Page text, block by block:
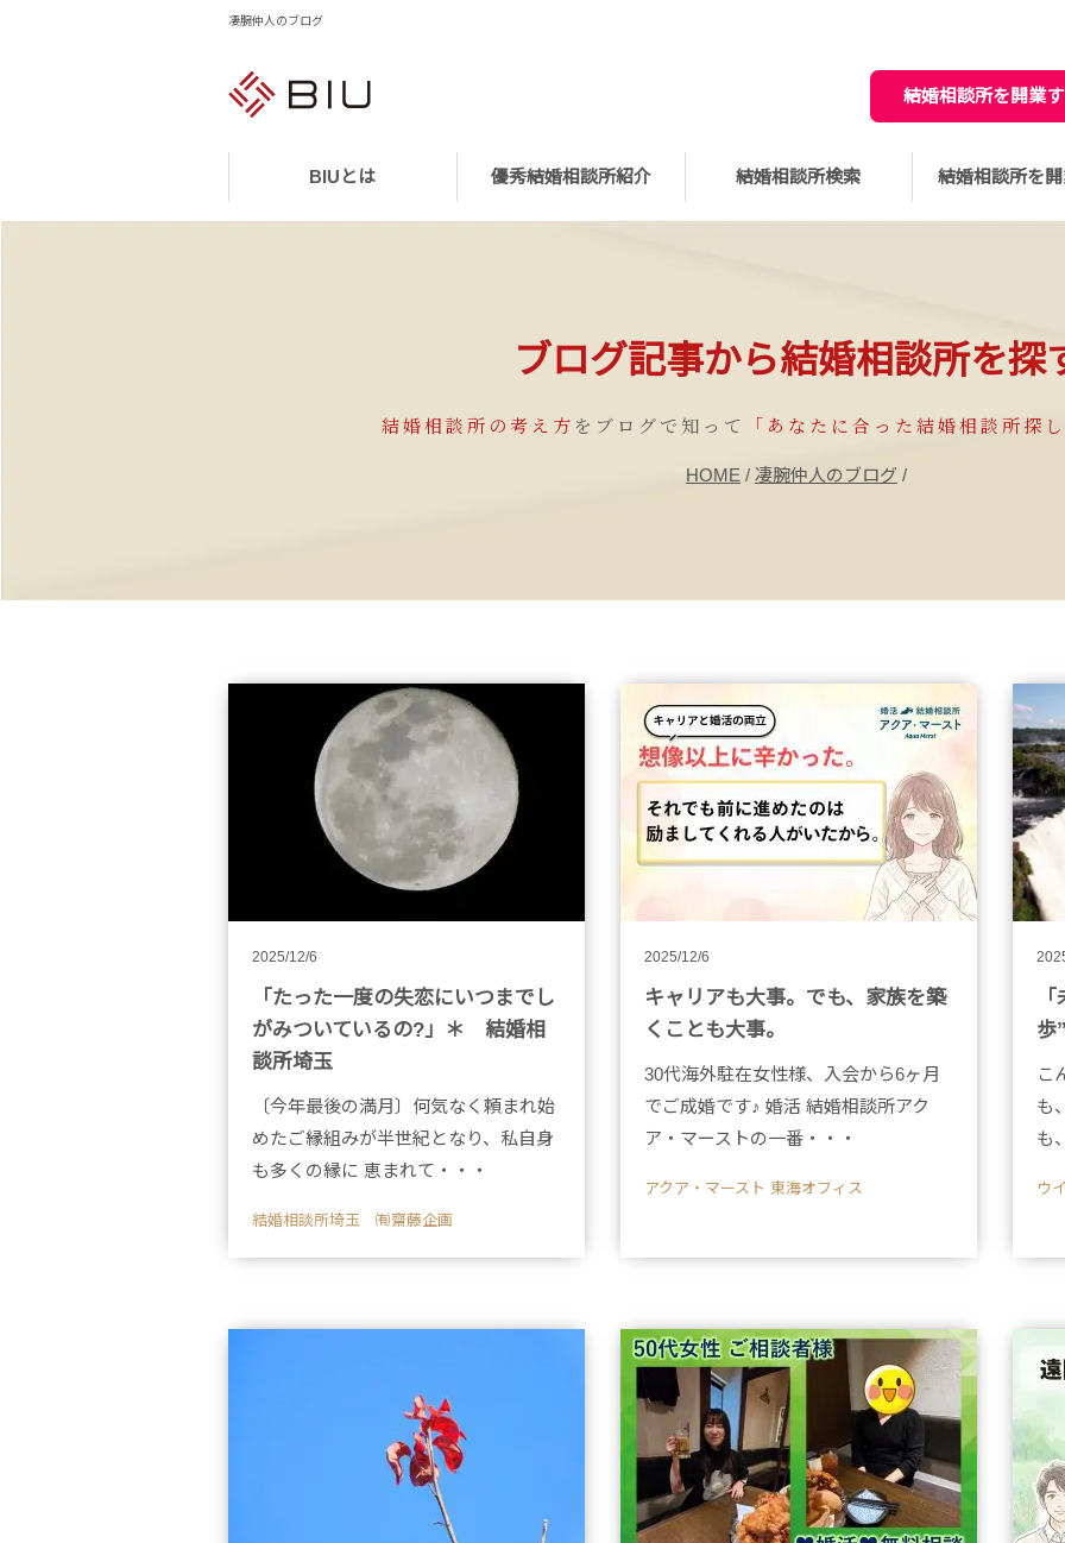
凄腕仲人のブログ
結婚相談所を開業
BIUとは 優秀結婚相談所紹介 結婚相談所検索 結婚相談所を
ブログ記事から結婚相談所を探
結婚相談所の考え方 をブログで知って 「あなたに合った結婚相談所探
HOME / 凄腕仲人のブログ /
2025/12/6
「たった一度の失恋にいつまでし
がみついているの?」＊ 結婚相
談所埼玉
〔今年最後の満月〕何気なく頼まれ始
めたご縁組みが半世紀となり、私自身
も多くの縁に 恵まれて・・・
結婚相談所埼玉 ㈲齋藤企画
2025/12/6
キャリアも大事。でも、家族を築
くことも大事。
30代海外駐在女性様、入会から6ヶ月
でご成婚です♪ 婚活 結婚相談所アク
ア・マーストの一番・・・
アクア・マースト 東海オフィス
歩
こ
も
も
ウ